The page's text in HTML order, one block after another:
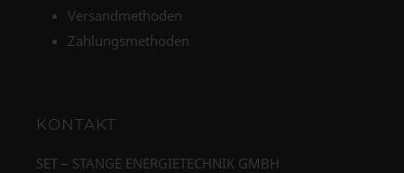
Versandmethoden
Zahlungsmethoden
KONTAKT
SET – STANGE ENERGIETECHNIK GMBH